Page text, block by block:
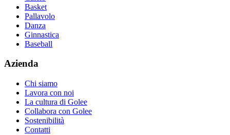
Basket
Pallavolo
Danza
Ginnastica
Baseball
Azienda
Chi siamo
Lavora con noi
La cultura di Golee
Collabora con Golee
Sostenibilità
Contatti